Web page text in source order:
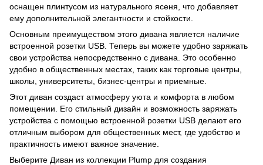
оснащен плинтусом из натурального ясеня, что добавляет
ему дополнительной элегантности и стойкости.
Основным преимуществом этого дивана является наличие
встроенной розетки USB. Теперь вы можете удобно заряжать
свои устройства непосредственно с дивана. Это особенно
удобно в общественных местах, таких как торговые центры,
школы, университеты, бизнес-центры и приемные.
Этот диван создаст атмосферу уюта и комфорта в любом
помещении. Его стильный дизайн и возможность заряжать
устройства с помощью встроенной розетки USB делают его
отличным выбором для общественных мест, где удобство и
практичность имеют важное значение.
Выберите Диван из коллекции Plump для создания